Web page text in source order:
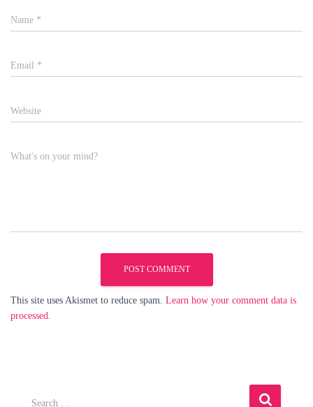
Name *
Email *
Website
What's on your mind?
This site uses Akismet to reduce spam. Learn how your comment data is
processed.
S